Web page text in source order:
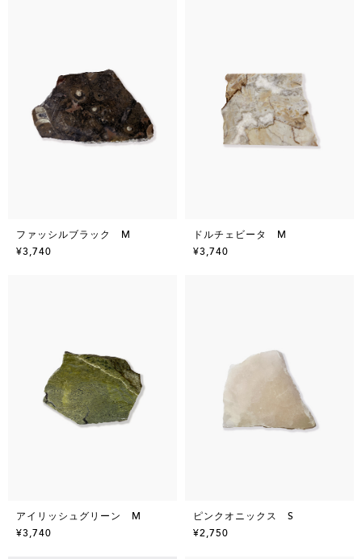
ファッシルブラック M
¥3,740
ドルチェビータ M
¥3,740
アイリッシュグリーン M
¥3,740
ピンクオニックス S
¥2,750